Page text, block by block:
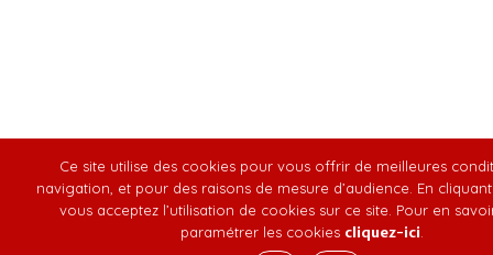
Ce site utilise des cookies pour vous offrir de meilleures
navigation, et pour des raisons de mesure d’audience. En cliquant
vous acceptez l’utilisation de cookies sur ce site. Pour en
paramétrer les cookies cliquez-ici